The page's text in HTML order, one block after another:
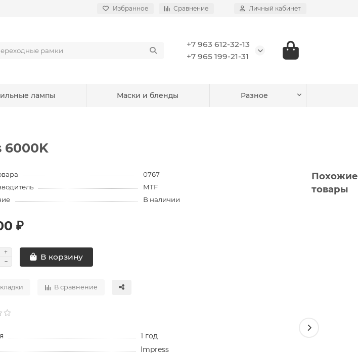
Избранное Сравнение Личный кабинет
+7 963 612-32-13
+7 965 199-21-31
лампы Маски и бленды Разное
6000K
0767
MTF
В наличии
₽
В корзину
В сравнение
1 год
Impress
Похожие
товары